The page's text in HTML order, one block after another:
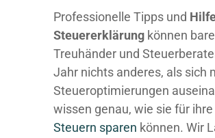
Professionelle Tipps und
Steuererklärung können
Treuhänder und
Jahr nichts anderes, als sich
Steueroptimierungen
wissen genau, wie sie für
Steuern sparen können. Wir